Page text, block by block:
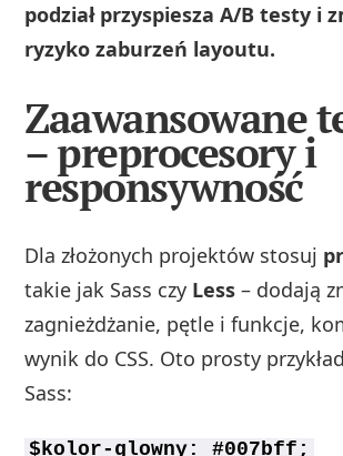
podział przyspiesza A/B testy i
ryzyko zaburzeń layoutu.
Zaawansowane
– preprocesory i
responsywność
Dla złożonych projektów stosuj
takie jak Sass czy Less – dodają
zagnieżdżanie, pętle i funkcje,
wynik do CSS. Oto prosty
Sass:
$kolor-glowny: #007bff;